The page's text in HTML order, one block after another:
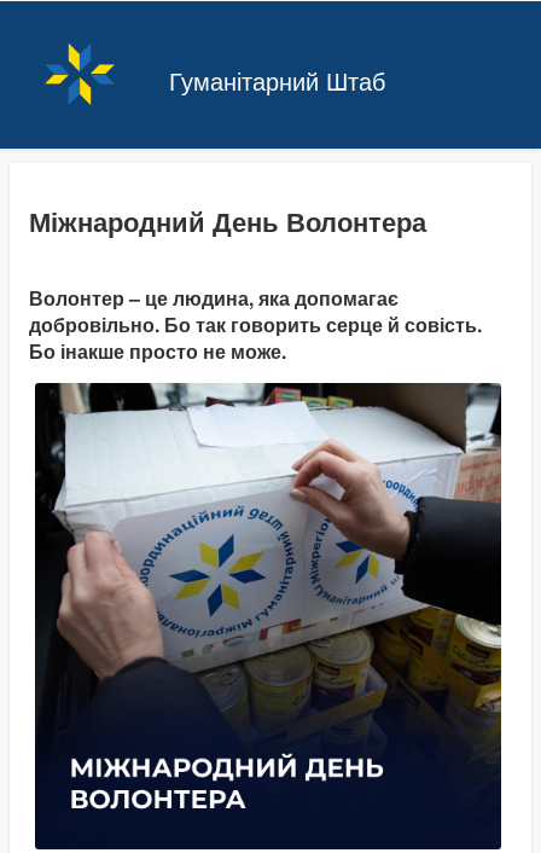
Гуманітарний Штаб
Міжнародний День Волонтера
Волонтер – це людина, яка допомагає
добровільно. Бо так говорить серце й совість.
Бо інакше просто не може.